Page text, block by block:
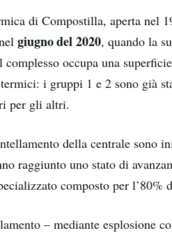
di Compostilla, aperta nel
giugno del 2020, quando la
complesso occupa una
i gruppi 1 e 2 sono già
per gli altri.
della centrale sono
raggiunto uno stato di
composto per l’80%
– mediante esplosione